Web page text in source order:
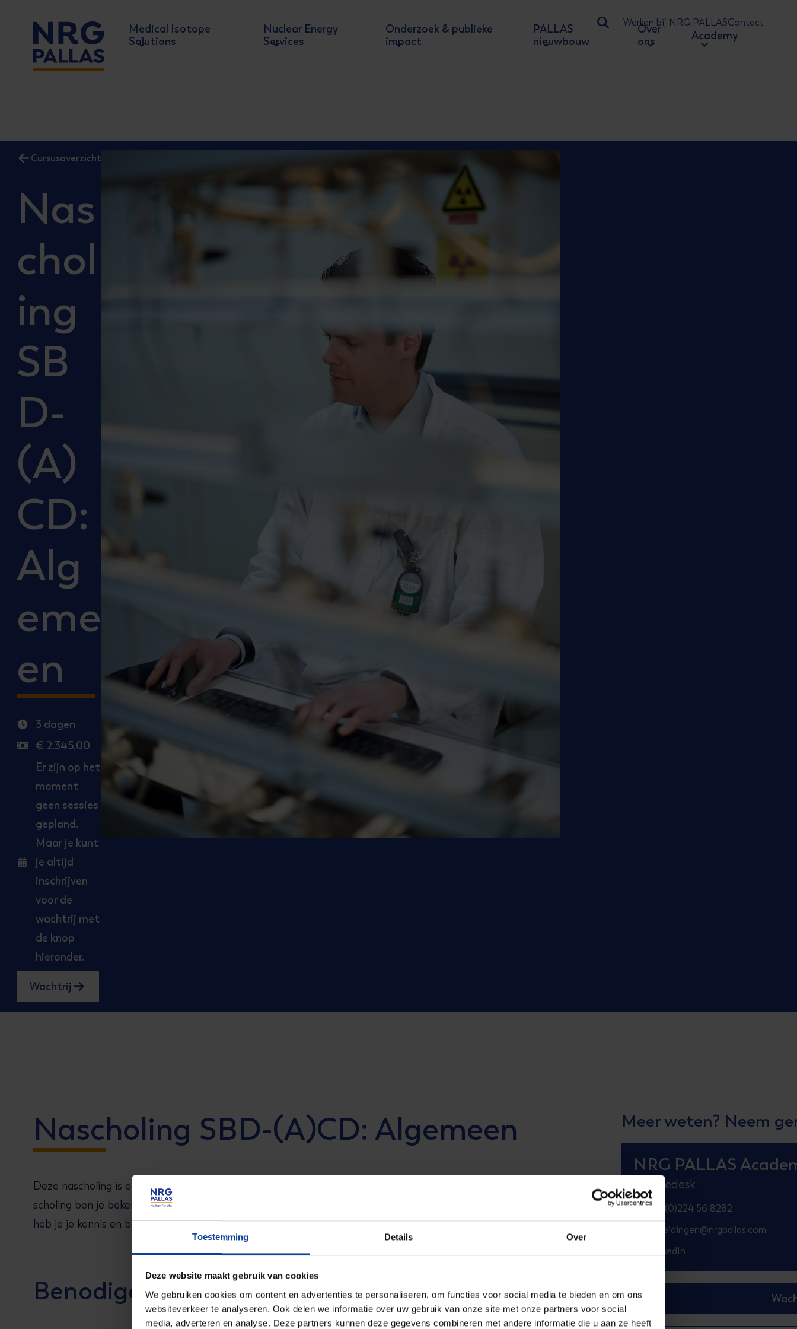
Toestemming Details Over
Deze website maakt gebruik van cookies
We gebruiken cookies om content en advertenties te personaliseren, om functies voor social media te bieden en om ons
websiteverkeer te analyseren. Ook delen we informatie over uw gebruik van onze site met onze partners voor social
media, adverteren en analyse. Deze partners kunnen deze gegevens combineren met andere informatie die u aan ze heeft
Ga naar zoeken
Werken bij NRG PALLASContact
Medical Isotope
Solutions
Nuclear Energy
Services
Onderzoek & publieke
impact
PALLAS
nieuwbouw
Over
ons
Academy
Cursusoverzicht
Nas
chol
ing
SB
D-
(A)
CD:
Alg
eme
en
Uren
3 dagen
Salaris
€ 2.345,00
Start
Er zijn op het
moment
geen sessies
gepland.
Maar je kunt
je altijd
inschrijven
voor de
wachtrij met
de knop
hieronder.
Wachtrij
Nascholing SBD-(A)CD: Algemeen
Deze nascholing is een opfrisser van de vakopleiding tot stralingsbeschermingsdeskundige. Na deze
scholing ben je bekend met de meest recente ontwikkelingen in de stralingsbescherming. Daarnaast
heb je je kennis en begrip van de relevante basisbegrippen weer opgefrist.
Benodigde voorkennis & ervaring
Meer weten? Neem
NRG PALLAS
Servicedesk
+31(0)224 56 8282
opleidingen@nrgpallas.com
LinkedIn